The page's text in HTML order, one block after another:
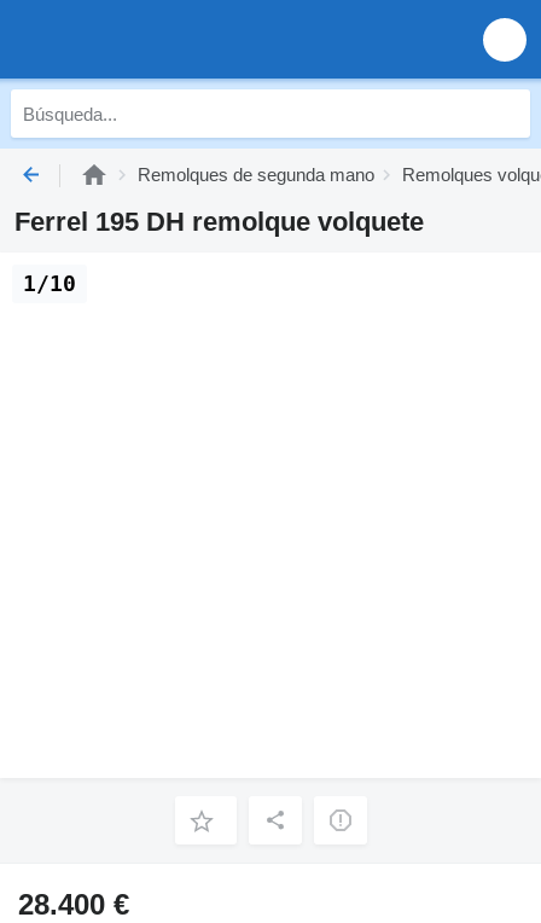
Remolques de segunda mano Remolques
Ferrel 195 DH remolque volquete
1/10
28.400 €